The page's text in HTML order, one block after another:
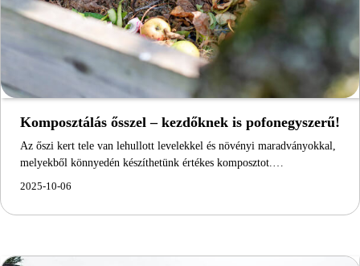
Komposztálás ősszel – kezdőknek is pofonegyszerű!
Az őszi kert tele van lehullott levelekkel és növényi maradványokkal,
melyekből könnyedén készíthetünk értékes komposztot.…
2025-10-06